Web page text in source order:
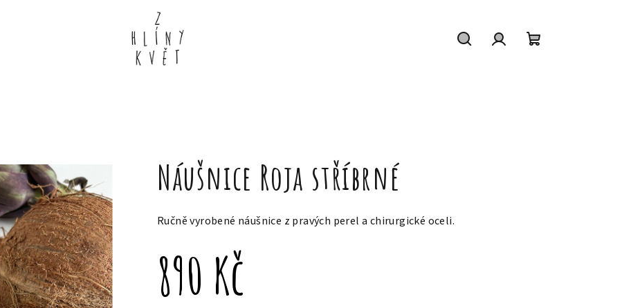
Náušnice Roja stříbrné
Ručně vyrobené náušnice z pravých perel a chirurgické oceli.
890 Kč